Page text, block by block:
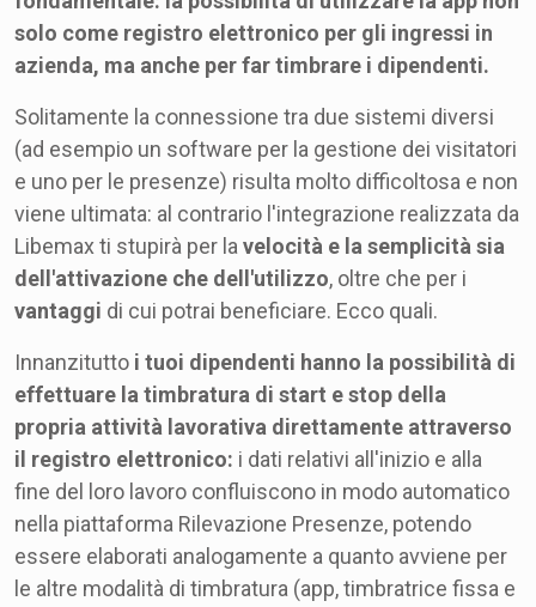
solo come registro elettronico per gli ingressi in
azienda, ma anche per far timbrare i dipendenti.
Solitamente la connessione tra due sistemi diversi
(ad esempio un software per la gestione dei visitatori
e uno per le presenze) risulta molto difficoltosa e non
viene ultimata: al contrario l'integrazione realizzata da
Libemax ti stupirà per la velocità e la semplicità sia
dell'attivazione che dell'utilizzo, oltre che per i
vantaggi di cui potrai beneficiare. Ecco quali.
Innanzitutto i tuoi dipendenti hanno la possibilità di
effettuare la timbratura di start e stop della
propria attività lavorativa direttamente attraverso
il registro elettronico: i dati relativi all'inizio e alla
fine del loro lavoro confluiscono in modo automatico
nella piattaforma Rilevazione Presenze, potendo
essere elaborati analogamente a quanto avviene per
le altre modalità di timbratura (app, timbratrice fissa e